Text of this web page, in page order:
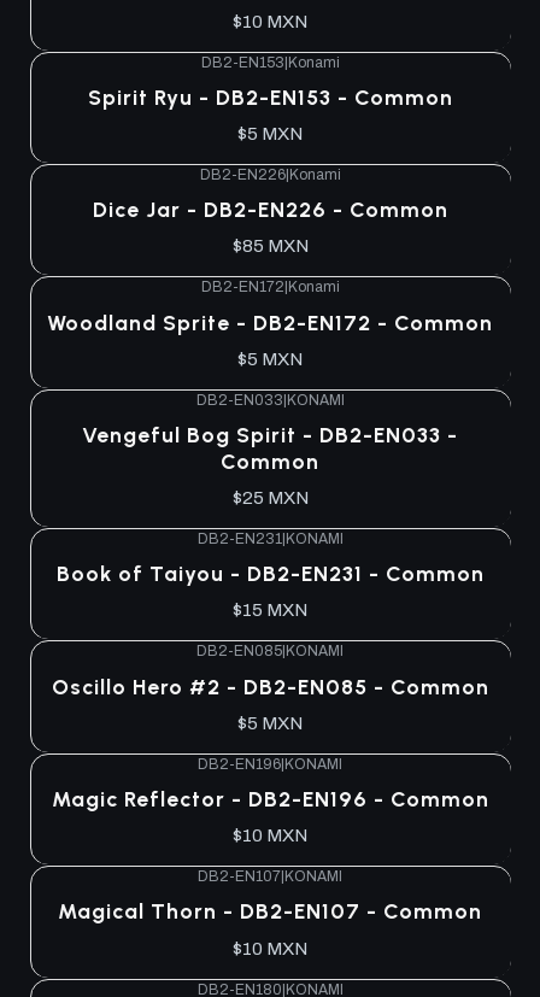
$10 MXN
DB2-EN153|Konami
Spirit Ryu - DB2-EN153 - Common
$5 MXN
DB2-EN226| Konami
Dice Jar - DB2-EN226 - Common
$85 MXN
DB2-EN172 Konami
Woodland Sprite - DB2-EN172 - Common
$5 MXN
DB2-EN033|KONAMI
Vengeful Bog Spirit - DB2-EN033 -
Common
$25 MXN
DB2-EN231| KONAMI
Book of Taiyou - DB2-EN231 - Common
$15 MXN
DB2-EN085 KONAMI
Oscillo Hero #2 - DB2-EN085 - Common
$5 MXN
DB2-EN196|KONAMI
Magic Reflector - DB2-EN196 - Common
$10 MXN
DB2-EN107 KONAMI
Magical Thorn - DB2-EN107 - Common
$10 MXN
DB2-EN180|KONAMI